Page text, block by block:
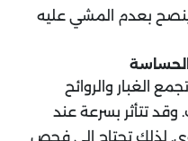
ينصح بعدم المشي عليه
الغبار والروائح
وقد تتأثر بسرعة عند
لذلك تحتاج إلى فحص